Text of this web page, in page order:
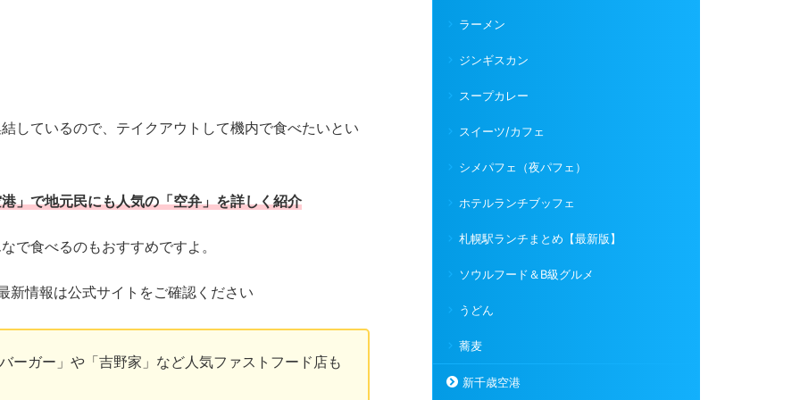
しているので、テイクアウトして機内で食べたいとい
」で地元民にも人気の「空弁」を詳しく紹介
で食べるのもおすすめですよ。
新情報は公式サイトをご確認ください
ーガー」や「吉野家」など人気ファストフード店も
ラーメン
ジンギスカン
スープカレー
スイーツ/カフェ
シメパフェ（夜パフェ）
ホテルランチブッフェ
札幌駅ランチまとめ【最新版】
ソウルフード＆B級グルメ
うどん
蕎麦
新千歳空港